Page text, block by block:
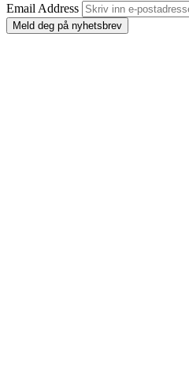
Email Address
Meld deg på nyhetsbrev